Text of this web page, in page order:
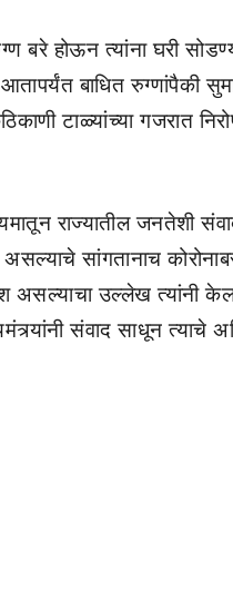
बरे होऊन त्यांना घरी
बाधित रुग्णांपैकी
टाळ्यांच्या गजरात
राज्यातील जनतेशी
सांगतानाच
उल्लेख त्यांनी केला
संवाद साधून त्याचे